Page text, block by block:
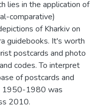
lies in the application of
comparative)
of Kharkiv on
guidebooks. It's worth
postcards and photo
codes. To interpret
of postcards and
1950-1980 was
2010.